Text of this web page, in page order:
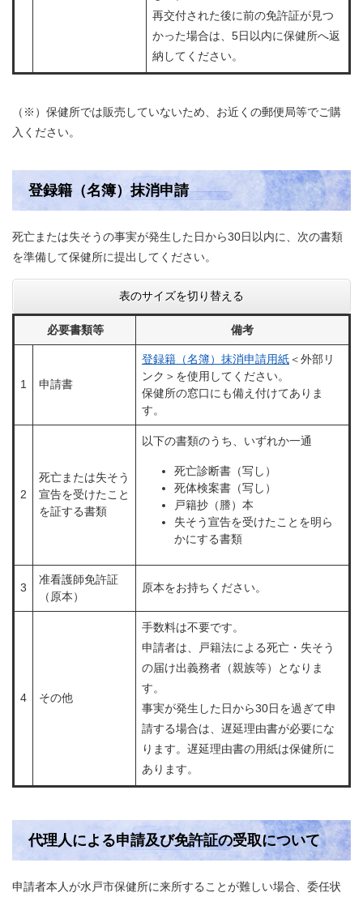
再交付された後に前の免許証が見つ
かった場合は、5日以内に保健所へ返
納してください。
（※）保健所では販売していないため、お近くの郵便局等でご購
入ください。
登録籍（名簿）抹消申請
死亡または失そうの事実が発生した日から30日以内に、次の書類
を準備して保健所に提出してください。
表のサイズを切り替える
必要書類等 備考
1 申請書
登録籍（名簿）抹消申請用紙​＜外部リ
ンク＞ を使用してください。
保健所の窓口にも備え付けてありま
す。
2
死亡または失そう
宣告を受けたこと
を証する書類
以下の書類のうち、いずれか一通
死亡診断書（写し）
死体検案書（写し）
戸籍抄（謄）本
失そう宣告を受けたことを明ら
かにする書類
3
准看護師免許証
（原本）
原本をお持ちください。
4 その他
手数料は不要です。
申請者は、戸籍法による死亡・失そう
の届け出義務者（親族等）となりま
す。
事実が発生した日から30日を過ぎて申
請する場合は、遅延理由書が必要にな
ります。遅延理由書の用紙は保健所に
あります。
代理人による申請及び免許証の受取について
申請者本人が水戸市保健所に来所することが難しい場合、委任状